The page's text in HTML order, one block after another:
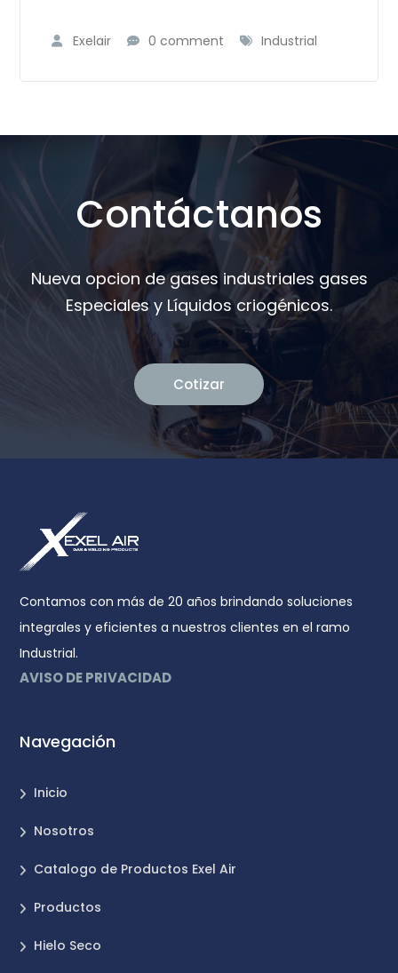
Exelair 0 comment Industrial
Contáctanos
Nueva opcion de gases industriales gases
Especiales y Líquidos criogénicos.
Cotizar
Contamos con más de 20 años brindando soluciones
integrales y eficientes a nuestros clientes en el ramo
Industrial.
AVISO DE PRIVACIDAD
Navegación
Inicio
Nosotros
Catalogo de Productos Exel Air
Productos
Hielo Seco